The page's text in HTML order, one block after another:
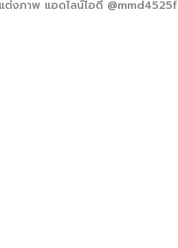
งภาพ แอดไลน์ไอดี @mmd4525f